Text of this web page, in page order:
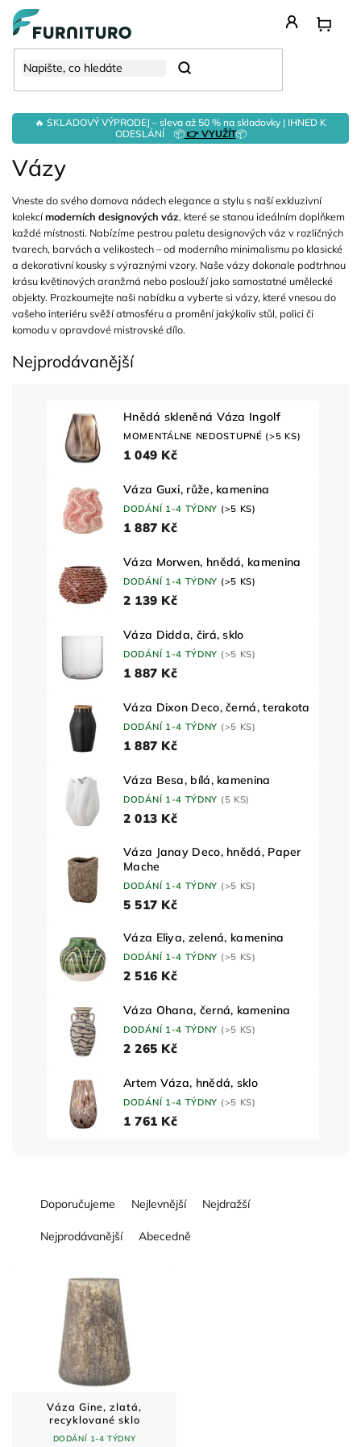
Přejít
obsah
🔥 SKLADOVÝ VÝPRODEJ – sleva až 50 % na skladovky | IHNED K
ODESLÁNÍ 📦👉 VYUŽÍT📦
Hledat
Vázy
Vneste do svého domova nádech elegance a stylu s naší exkluzivní
kolekcímoderních designových váz, které se stanou ideálním doplňkem
každé místnosti. Nabízíme pestrou paletu designových váz v rozličných
tvarech, barvách a velikostech – od moderního minimalismu po klasické
a dekorativní kousky s výraznými vzory. Naše vázy dokonale podtrhnou
krásu květinových aranžmá nebo poslouží jako samostatné umělecké
objekty. Prozkoumejte naši nabídku a vyberte si vázy, které vnesou do
vašeho interiéru svěží atmosféru a promění jakýkoliv stůl, polici či
komodu v opravdové mistrovské dílo.
Nejprodávanější
Hnědá skleněná Váza Ingolf
MOMENTÁLNE NEDOSTUPNÉ (>5 KS)
1 049 Kč
Váza Guxi, růže, kamenina
DODÁNÍ 1-4 TÝDNY (>5 KS)
1 887 Kč
Váza Morwen, hnědá, kamenina
DODÁNÍ 1-4 TÝDNY (>5 KS)
2 139 Kč
Váza Didda, čirá, sklo
DODÁNÍ 1-4 TÝDNY (>5 KS)
1 887 Kč
Váza Dixon Deco, černá, terakota
DODÁNÍ 1-4 TÝDNY (>5 KS)
1 887 Kč
Váza Besa, bílá, kamenina
DODÁNÍ 1-4 TÝDNY (5 KS)
2 013 Kč
Váza Janay Deco, hnědá, Paper
Mache
DODÁNÍ 1-4 TÝDNY (>5 KS)
5 517 Kč
Váza Eliya, zelená, kamenina
DODÁNÍ 1-4 TÝDNY (>5 KS)
2 516 Kč
Váza Ohana, černá, kamenina
DODÁNÍ 1-4 TÝDNY (>5 KS)
2 265 Kč
Artem Váza, hnědá, sklo
DODÁNÍ 1-4 TÝDNY (>5 KS)
1 761 Kč
Ř
aDoporučujeme Nejlevnější Nejdražší
Nejprodávanější Abecedně
Váza Gine, zlatá,
recyklované sklo
DODÁNÍ 1-4 TÝDNY